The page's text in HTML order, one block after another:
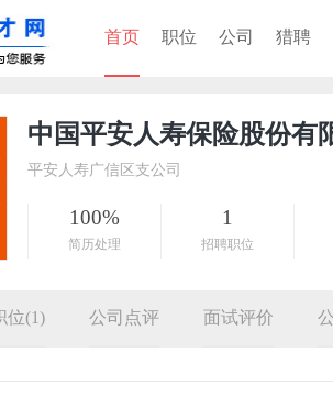
首页 职位 公司 猎聘
中国平安人寿保险股份有
平安人寿广信区支公司
100%
简历处理
1
招聘职位
位(1) 公司点评 面试评价